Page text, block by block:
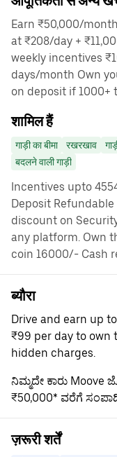
Earn ₹50,000/
at ₹208/day +
weekly incentives
days/month Own
on deposit if 1000+
शामिल हैं
गाड़ी का बीमा रखरखाव
बदलने वाली गाड़ी
Incentives upto
Deposit
discount on
any platform. Own
coin 16000/- Cash
ब्यौरा
Drive and earn up
₹99 per day to own
hidden charges.
ನಿಮ್ಮದೇ ಕಾರು Moove
₹50,000* ವರೆಗೆ
ज़रूरी शर्तें